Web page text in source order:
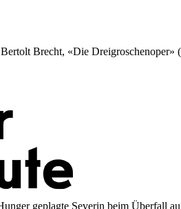
Brecht, «Die Dreigroschenoper»
geplagte Severin beim Überfall